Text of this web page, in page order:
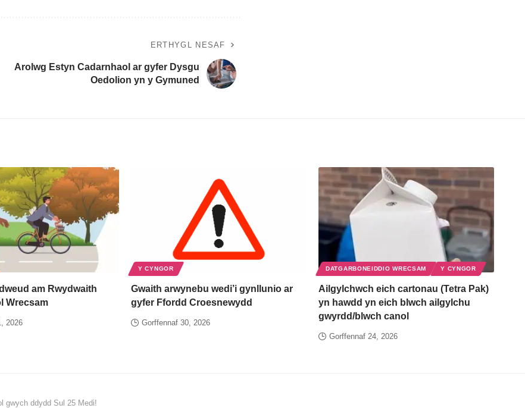
ERTHYGL NESAF
Arolwg Estyn Cadarnhaol ar gyfer Dysgu
Oedolion yn y Gymuned
am Rwydwaith
Wrecsam
2026
Y CYNGOR
Gwaith arwynebu wedi’i gynllunio ar
gyfer Ffordd Croesnewydd
Gorffennaf 30, 2026
DATGARBONEIDDIO WRECSAM Y CYNGOR
Ailgylchwch eich cartonau (Tetra Pak)
yn hawdd yn eich blwch ailgylchu
gwyrdd/blwch canol
Gorffennaf 24, 2026
gwych ddydd Sul 25 Medi!